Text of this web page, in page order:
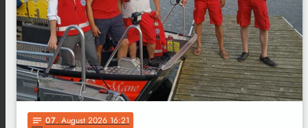
notes 07. August 2026 16:21